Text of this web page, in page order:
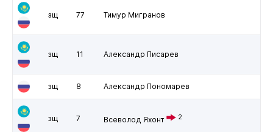
зщ 77 Тимур Мигранов
зщ 11 Александр Писарев
зщ 8 Александр Пономарев
зщ 7 Всеволод Яхонт 2